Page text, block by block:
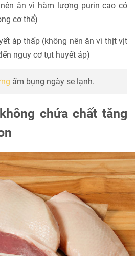
ăn vì hàm lượng purin cao có
cơ thể)
áp thấp (không nên ăn vì thịt vịt
nguy cơ tụt huyết áp)
ấm bụng ngày se lạnh.
chứa chất tăng